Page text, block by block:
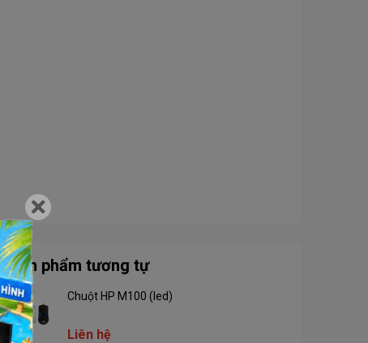
Sản phẩm tương tự
Chuột HP M100 (led)
Liên hệ